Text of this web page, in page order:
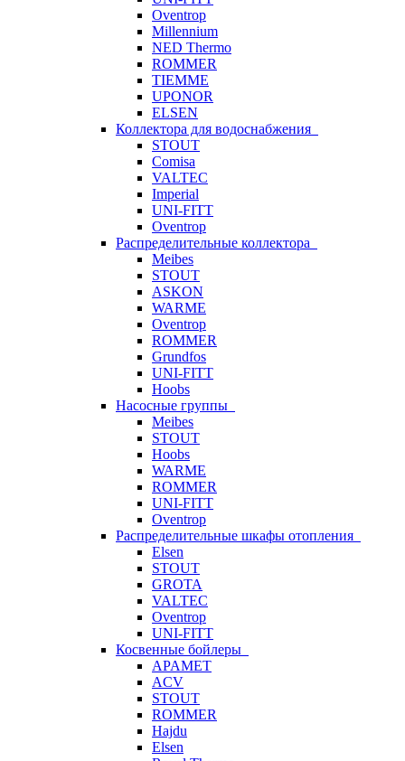
Oventrop
Millennium
NED Thermo
ROMMER
TIEMME
UPONOR
ELSEN
Коллектора для водоснабжения
STOUT
Comisa
VALTEC
Imperial
UNI-FITT
Oventrop
Распределительные коллектора
Meibes
STOUT
ASKON
WARME
Oventrop
ROMMER
Grundfos
UNI-FITT
Hoobs
Насосные группы
Meibes
STOUT
Hoobs
WARME
ROMMER
UNI-FITT
Oventrop
Распределительные шкафы отопления
Elsen
STOUT
GROTA
VALTEC
Oventrop
UNI-FITT
Косвенные бойлеры
APAMET
ACV
STOUT
ROMMER
Hajdu
Elsen